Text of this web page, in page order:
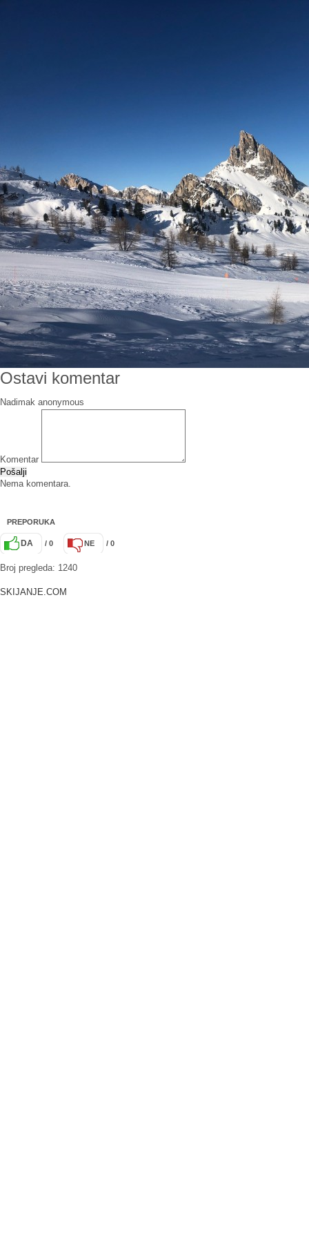
Ostavi komentar
Nadimak
Komentar
Pošalji
Nema komentara.
PREPORUKA
DA / 0 NE / 0
Broj pregleda: 1240
SKIJANJE.COM